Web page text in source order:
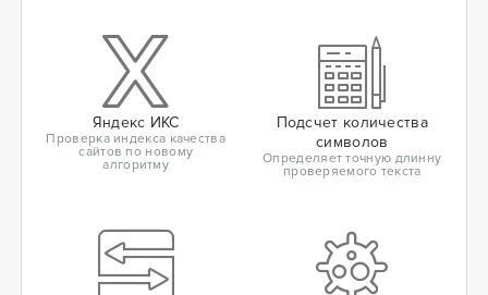
Яндекс ИКС
Проверка индекса качества
сайтов по новому
алгоритму
Подсчет количества
символов
Определяет точную длинну
проверяемого текста